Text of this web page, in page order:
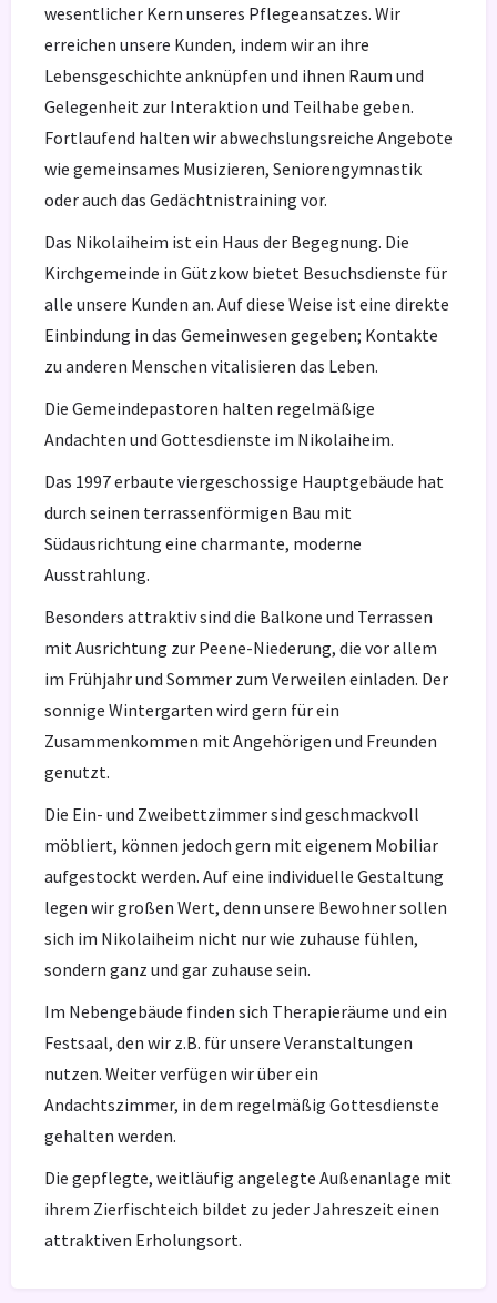
wesentlicher Kern unseres Pflegeansatzes. Wir
erreichen unsere Kunden, indem wir an ihre
Lebensgeschichte anknüpfen und ihnen Raum und
Gelegenheit zur Interaktion und Teilhabe geben.
Fortlaufend halten wir abwechslungsreiche Angebote
wie gemeinsames Musizieren, Seniorengymnastik
oder auch das Gedächtnistraining vor.
Das Nikolaiheim ist ein Haus der Begegnung. Die
Kirchgemeinde in Gützkow bietet Besuchsdienste für
alle unsere Kunden an. Auf diese Weise ist eine direkte
Einbindung in das Gemeinwesen gegeben; Kontakte
zu anderen Menschen vitalisieren das Leben.
Die Gemeindepastoren halten regelmäßige
Andachten und Gottesdienste im Nikolaiheim.
Das 1997 erbaute viergeschossige Hauptgebäude hat
durch seinen terrassenförmigen Bau mit
Südausrichtung eine charmante, moderne
Ausstrahlung.
Besonders attraktiv sind die Balkone und Terrassen
mit Ausrichtung zur Peene-Niederung, die vor allem
im Frühjahr und Sommer zum Verweilen einladen. Der
sonnige Wintergarten wird gern für ein
Zusammenkommen mit Angehörigen und Freunden
genutzt.
Die Ein- und Zweibettzimmer sind geschmackvoll
möbliert, können jedoch gern mit eigenem Mobiliar
aufgestockt werden. Auf eine individuelle Gestaltung
legen wir großen Wert, denn unsere Bewohner sollen
sich im Nikolaiheim nicht nur wie zuhause fühlen,
sondern ganz und gar zuhause sein.
Im Nebengebäude finden sich Therapieräume und ein
Festsaal, den wir z.B. für unsere Veranstaltungen
nutzen. Weiter verfügen wir über ein
Andachtszimmer, in dem regelmäßig Gottesdienste
gehalten werden.
Die gepflegte, weitläufig angelegte Außenanlage mit
ihrem Zierfischteich bildet zu jeder Jahreszeit einen
attraktiven Erholungsort.